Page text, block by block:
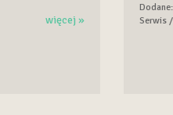
więcej »
Serwis